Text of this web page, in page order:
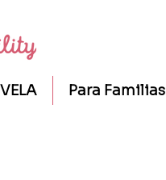
Para Familias